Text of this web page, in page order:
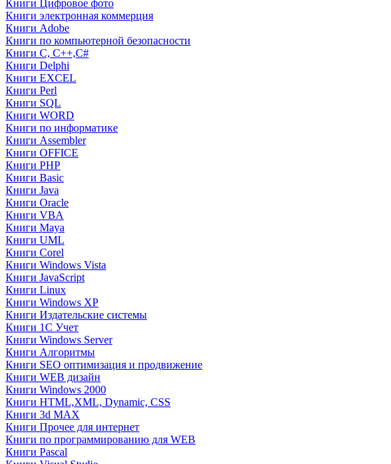
Книги Цифровое фото
Книги электронная коммерция
Книги Adobe
Книги по компьютерной безопасности
Книги C, C++,С#
Книги Delphi
Книги EXCEL
Книги Perl
Книги SQL
Книги WORD
Книги по информатике
Книги Assembler
Книги OFFICE
Книги PHP
Книги Basic
Книги Java
Книги Oracle
Книги VBA
Книги Maya
Книги UML
Книги Corel
Книги Windows Vista
Книги JavaScript
Книги Linux
Книги Windows XP
Книги Издательские системы
Книги 1C Учет
Книги Windows Server
Книги Алгоритмы
Книги SEO оптимизация и продвижение
Книги WEB дизайн
Книги Windows 2000
Книги HTML,XML, Dynamic, CSS
Книги 3d MAX
Книги Прочее для интернет
Книги по программированию для WEB
Книги Pascal